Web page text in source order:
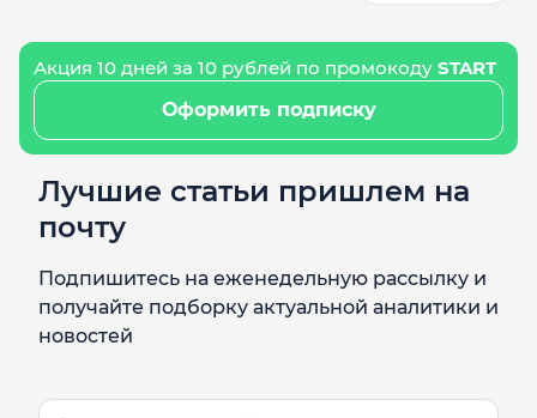
Акция 10 дней за 10 рублей по промокоду START
Оформить подписку
Лучшие статьи пришлем на
почту
Подпишитесь на еженедельную рассылку и
получайте подборку актуальной аналитики и
новостей